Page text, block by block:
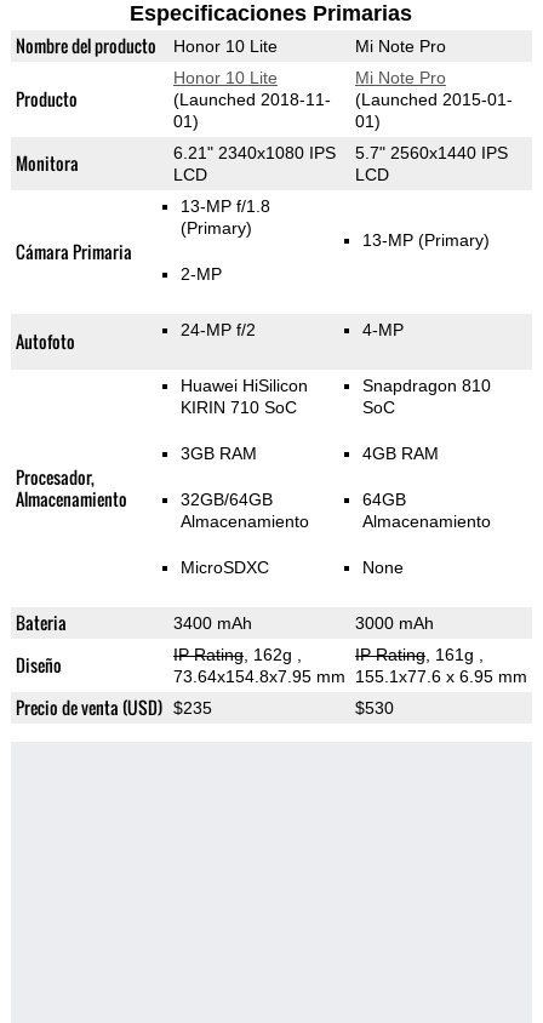
Especificaciones Primarias
Nombre del producto Honor 10 Lite Mi Note Pro
Producto
Honor 10 Lite
(Launched 2018-11-
01)
Mi Note Pro
(Launched 2015-01-
01)
Monitora
6.21" 2340x1080 IPS
LCD
5.7" 2560x1440 IPS
LCD
Cámara Primaria
13-MP f/1.8
(Primary)
2-MP
13-MP (Primary)
Autofoto 24-MP f/2 4-MP
Procesador,
Almacenamiento
Huawei HiSilicon
KIRIN 710 SoC
3GB RAM
32GB/64GB
Almacenamiento
MicroSDXC
Snapdragon 810
SoC
4GB RAM
64GB
Almacenamiento
None
Bateria 3400 mAh 3000 mAh
Diseño IP Rating, 162g
73.64x154.8x7.95 mm
IP Rating, 161g
155.1x77.6 x 6.95 mm
Precio de venta (USD) $235 $530